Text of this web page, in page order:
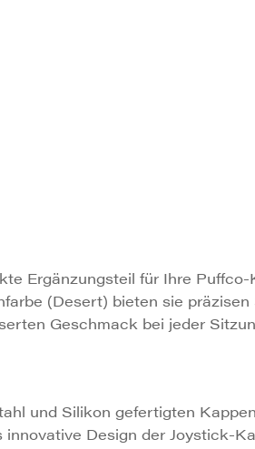
Ergänzungsteil für Ihre
(Desert) bieten sie
Geschmack bei jeder
und Silikon gefertigten
Design der Joystick-